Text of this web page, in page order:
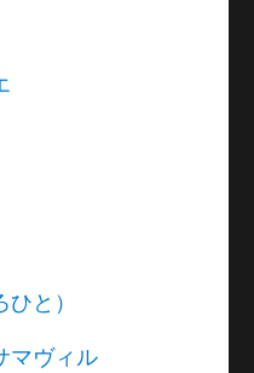
と）
マヴィル